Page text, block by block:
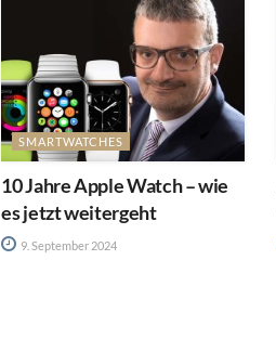
SMARTWATCHES
10 Jahre Apple Watch – wie
es jetzt weitergeht
9. September 2024